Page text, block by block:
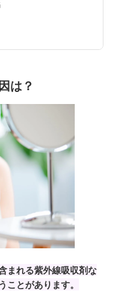
は？
まれる紫外線吸収剤な
ことがあります。